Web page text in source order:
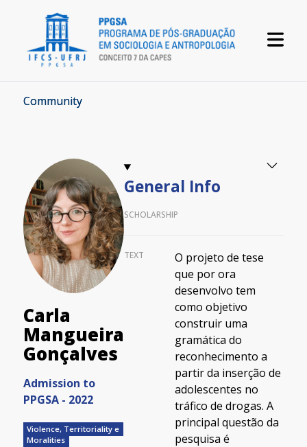
Community
Carla
Mangueira
Gonçalves
Admission to
PPGSA - 2022
Violence, Territoriality e
Moralities
General Info
SCHOLARSHIP
TEXT
O projeto de tese
que por ora
desenvolvo tem
como objetivo
construir uma
gramática do
reconhecimento a
partir da inserção de
adolescentes no
tráfico de drogas. A
principal questão da
pesquisa é